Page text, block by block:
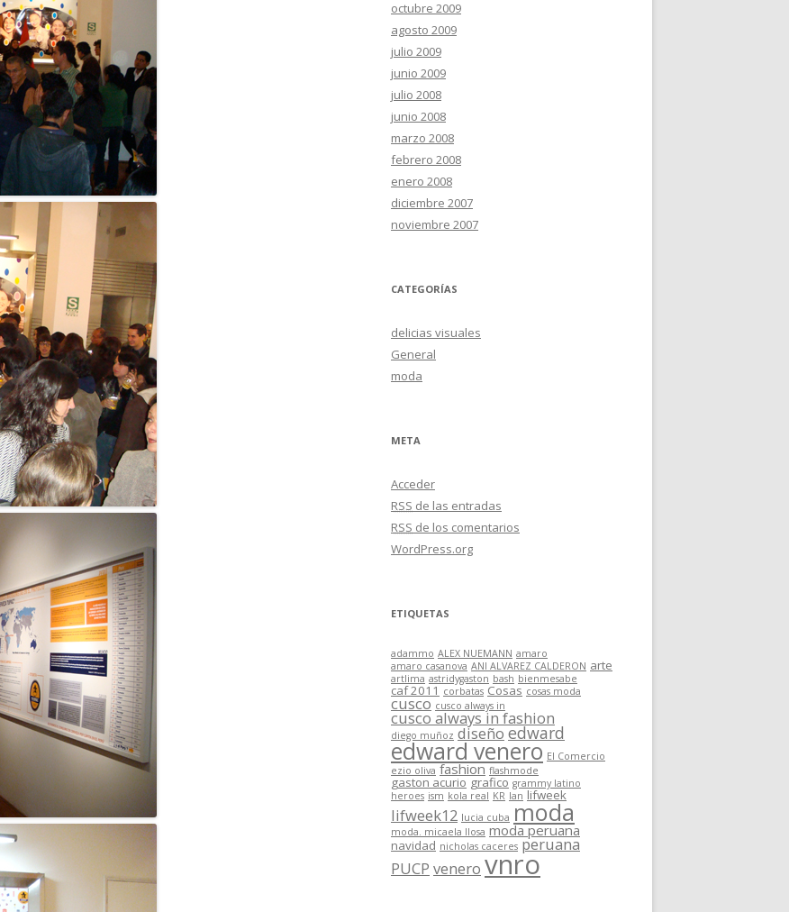
octubre 2009
agosto 2009
julio 2009
junio 2009
julio 2008
junio 2008
marzo 2008
febrero 2008
enero 2008
diciembre 2007
noviembre 2007
CATEGORÍAS
delicias visuales
General
moda
META
Acceder
RSS de las entradas
RSS de los comentarios
WordPress.org
ETIQUETAS
adammo ALEX NUEMANN amaro
amaro casanova ANI ALVAREZ CALDERON arte
artlima astridygaston bash bienmesabe
caf 2011 corbatas Cosas cosas moda
cusco cusco always in
cusco always in fashion
diego muñoz diseño edward
edward venero El Comercio
ezio oliva fashion flashmode
gaston acurio grafico grammy latino
heroes ism kola real KR lan lifweek
lifweek12 lucia cuba moda
moda. micaela llosa moda peruana
navidad nicholas caceres peruana
PUCP venero vnro